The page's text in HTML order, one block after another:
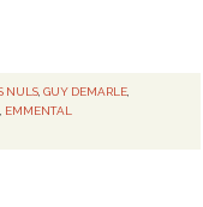
NULS, GUY DEMARLE,
EMMENTAL